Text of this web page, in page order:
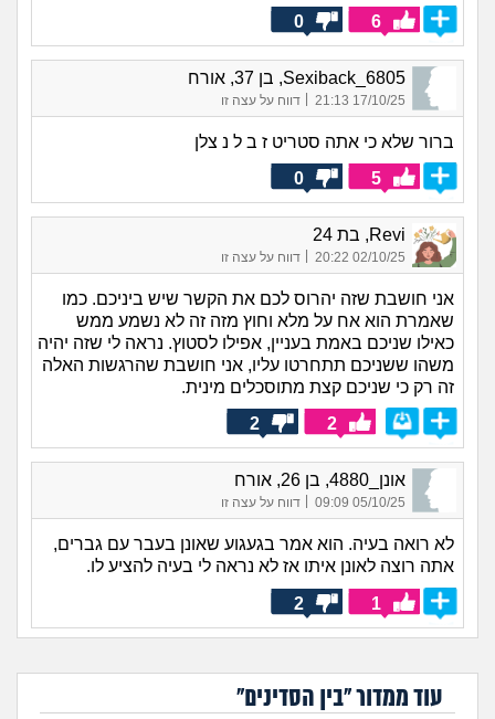
6
0
Sexiback_6805, בן 37, אורח
17/10/25 21:13
| דווח על עצה זו
ברור שלא כי אתה סטריט ז ב ל נ צלן
5
0
Revi, בת 24
02/10/25 20:22 דווח על עצה זו
אני חושבת שזה יהרוס לכם את הקשר שיש ביניכם. כמו
שאמרת הוא אח על מלא וחוץ מזה זה לא נשמע ממש
כאילו שניכם באמת בעניין, אפילו לסטוץ. נראה לי שזה יהיה
משהו ששניכם תתחרטו עליו, אני חושבת שהרגשות האלה
זה רק כי שניכם קצת מתוסכלים מינית.
2
2
אונן_4880, בן 26, אורח
05/10/25 09:09 דווח על עצה זו
לא רואה בעיה. הוא אמר בגעגוע שאונן בעבר עם גברים,
אתה רוצה לאונן איתו אז לא נראה לי בעיה להציע לו.
1
2
עוד ממדור "בין הסדינים"